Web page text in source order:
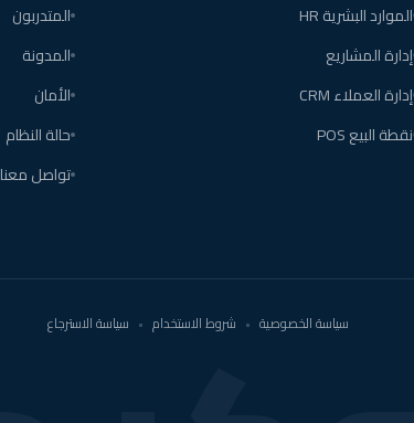
الموارد البشرية HR
إدارة المشاريع
إدارة العملاء CRM
نقطة البيع POS
المتدربون
المدونة
الأمان
حالة النظام
تواصل معنا
سياسة الخصوصية • شروط الاستخدام • سياسة الاسترجاع